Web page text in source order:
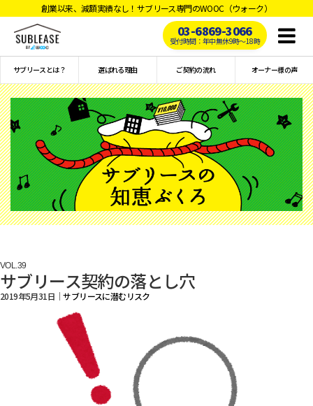
創業以来、減額実績なし！サブリース専門のWOOC（ウォーク）
03-6869-3066
受付時間：年中無休9時〜18時
サブリースとは？ 選ばれる理由 ご契約の流れ オーナー様の声
VOL. 39
サブリース契約の落とし穴
2019年5月31日｜サブリースに潜むリスク